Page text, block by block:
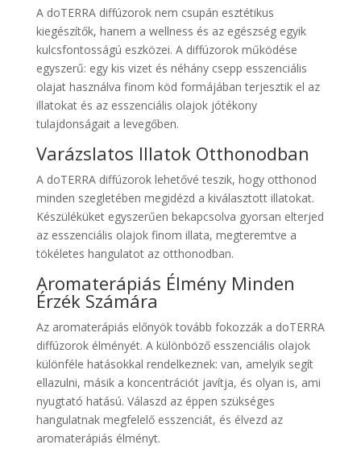
A doTERRA diffúzorok nem csupán esztétikus
kiegészítők, hanem a wellness és az egészség egyik
kulcsfontosságú eszközei. A diffúzorok működése
egyszerű: egy kis vizet és néhány csepp esszenciális
olajat használva finom köd formájában terjesztik el az
illatokat és az esszenciális olajok jótékony
tulajdonságait a levegőben.
Varázslatos Illatok Otthonodban
A doTERRA diffúzorok lehetővé teszik, hogy otthonod
minden szegletében megidézd a kiválasztott illatokat.
Készüléküket egyszerűen bekapcsolva gyorsan elterjed
az esszenciális olajok finom illata, megteremtve a
tökéletes hangulatot az otthonodban.
Aromaterápiás Élmény Minden
Érzék Számára
Az aromaterápiás előnyök tovább fokozzák a doTERRA
diffúzorok élményét. A különböző esszenciális olajok
különféle hatásokkal rendelkeznek: van, amelyik segít
ellazulni, másik a koncentrációt javítja, és olyan is, ami
nyugtató hatású. Válaszd az éppen szükséges
hangulatnak megfelelő esszenciát, és élvezd az
aromaterápiás élményt.